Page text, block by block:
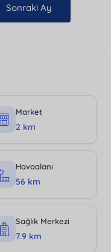
Sonraki Ay
Market
2 km
Havaalanı
56 km
Sağlık Merkezi
7.9 km